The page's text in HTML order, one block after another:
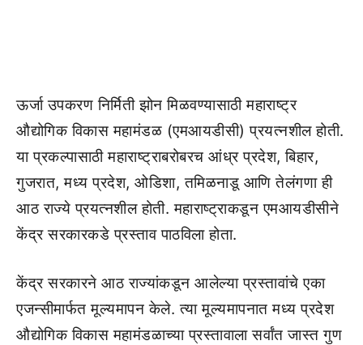
ऊर्जा उपकरण निर्मिती झोन मिळवण्यासाठी महाराष्ट्र
औद्योगिक विकास महामंडळ (एमआयडीसी) प्रयत्नशील होती.
या प्रकल्पासाठी महाराष्ट्राबरोबरच आंध्र प्रदेश, बिहार,
गुजरात, मध्य प्रदेश, ओडिशा, तमिळनाडू आणि तेलंगणा ही
आठ राज्ये प्रयत्नशील होती. महाराष्ट्राकडून एमआयडीसीने
केंद्र सरकारकडे प्रस्ताव पाठविला होता.
केंद्र सरकारने आठ राज्यांकडून आलेल्या प्रस्तावांचे एका
एजन्सीमार्फत मूल्यमापन केले. त्या मूल्यमापनात मध्य प्रदेश
औद्योगिक विकास महामंडळाच्या प्रस्तावाला सर्वांत जास्त गुण